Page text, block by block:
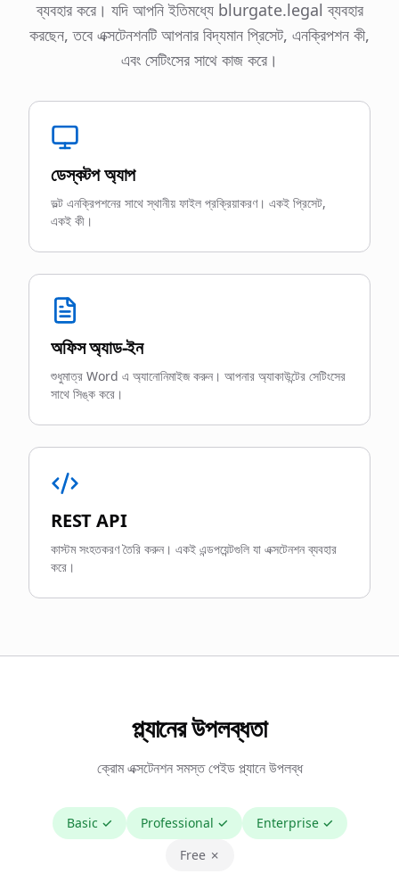
ব্যবহার করে। যদি আপনি ইতিমধ্যে blurgate.legal ব্যবহার
করছেন, তবে এক্সটেনশনটি আপনার বিদ্যমান প্রিসেট, এনক্রিপশন কী,
এবং সেটিংসের সাথে কাজ করে।
ডেস্কটপ অ্যাপ
ভল্ট এনক্রিপশনের সাথে স্থানীয় ফাইল প্রক্রিয়াকরণ। একই প্রিসেট,
একই কী।
অফিস অ্যাড-ইন
শুধুমাত্র Word এ অ্যানোনিমাইজ করুন। আপনার অ্যাকাউন্টের সেটিংসের
সাথে সিঙ্ক করে।
REST API
কাস্টম সংহতকরণ তৈরি করুন। একই এন্ডপয়েন্টগুলি যা এক্সটেনশন ব্যবহার
করে।
প্ল্যানের উপলব্ধতা
ক্রোম এক্সটেনশন সমস্ত পেইড প্ল্যানে উপলব্ধ
Basic ✓ Professional ✓ Enterprise✓
Free ✗